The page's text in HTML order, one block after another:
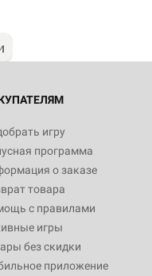
игру
программа
о заказе
товара
с правилами
игры
без скидки
приложение